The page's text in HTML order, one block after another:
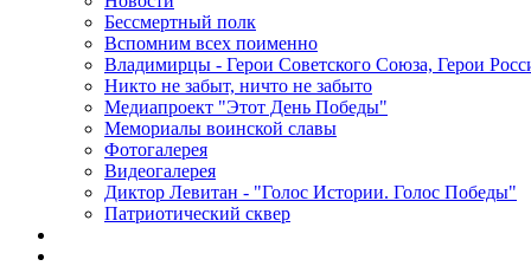
Бессмертный полк
Вспомним всех поименно
Владимирцы - Герои Советского Союза, Герои
Никто не забыт, ничто не забыто
Медиапроект "Этот День Победы"
Мемориалы воинской славы
Фотогалерея
Видеогалерея
Диктор Левитан - "Голос Истории. Голос Победы"
Патриотический сквер